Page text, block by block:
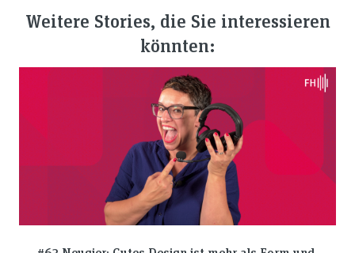
Weitere Stories, die Sie interessieren
könnten: